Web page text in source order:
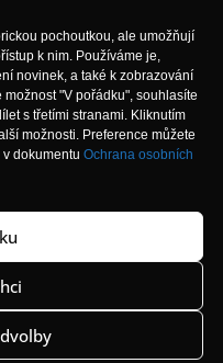
pochoutkou, ale umožňují
k nim. Používáme je,
novinek, a také k zobrazování
"V pořádku", souhlasíte
s třetími stranami. Kliknutím
možnosti. Preference můžete
dokumentu Ochrana osobních
Používáme